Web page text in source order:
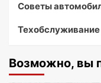
Советы
Возможно, вы